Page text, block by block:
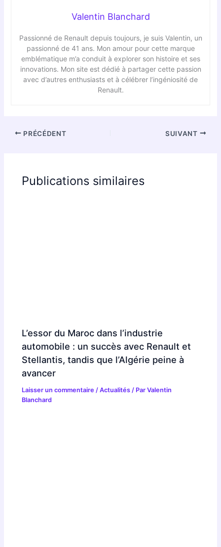
Valentin Blanchard
Passionné de Renault depuis toujours, je suis Valentin, un
passionné de 41 ans. Mon amour pour cette marque
emblématique m’a conduit à explorer son histoire et ses
innovations. Mon site est dédié à partager cette passion
avec d’autres enthusiasts et à célébrer l’ingéniosité de
Renault.
PRÉCÉDENT SUIVANT
Publications similaires
L’essor du Maroc dans l’industrie
automobile : un succès avec Renault et
Stellantis, tandis que l’Algérie peine à
avancer
Laisser un commentaire /Actualités / ParValentin
Blanchard